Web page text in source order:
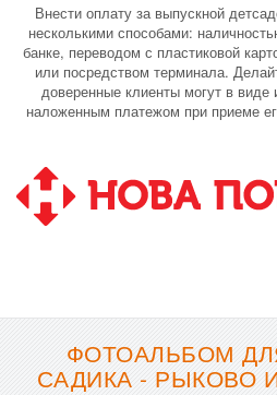
Внести оплату за выпускной
несколькими способами:
банке, переводом с пластиковой
или посредством терминала.
доверенные клиенты могут в виде
наложенным платежом при приеме
ФОТОАЛЬБОМ
САДИКА - РЫКОВО